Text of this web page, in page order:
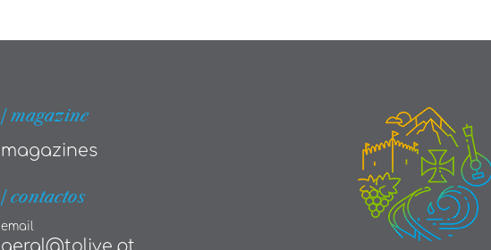
| magazine
magazines
| contactos
email